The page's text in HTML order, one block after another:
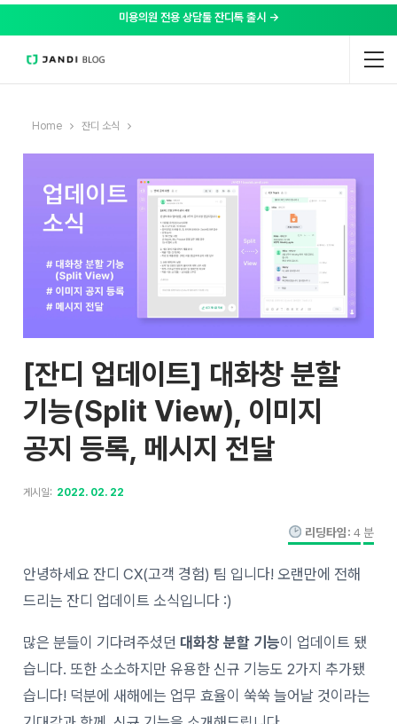
미용의원 전용 상담툴 잔디톡 출시 →
Home 잔디 소식
[잔디 업데이트] 대화창 분할
기능(Split View), 이미지
공지 등록, 메시지 전달
게시일: 2022. 02. 22
리딩타임: 4 분
안녕하세요 잔디 CX(고객 경험) 팀 입니다! 오랜만에 전해
드리는 잔디 업데이트 소식입니다 :)
많은 분들이 기다려주셨던 대화창 분할 기능이 업데이트 됐
습니다. 또한 소소하지만 유용한 신규 기능도 2가지 추가됐
습니다! 덕분에 새해에는 업무 효율이 쑥쑥 늘어날 것이라는